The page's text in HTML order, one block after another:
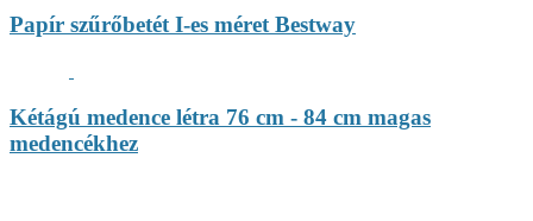
Papír szűrőbetét I-es méret Bestway
Kétágú medence létra 76 cm - 84 cm magas
medencékhez